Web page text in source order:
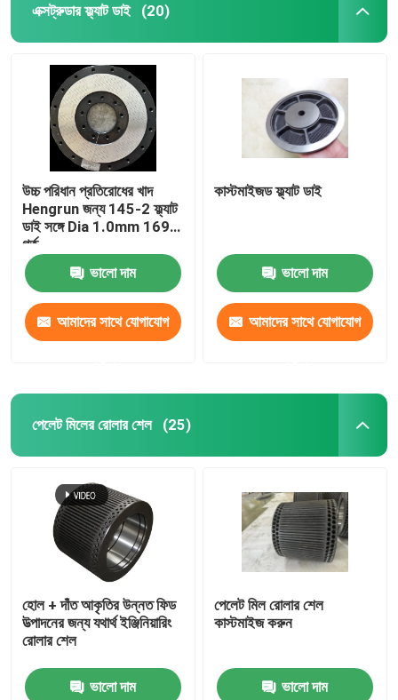
এক্সট্রুডার ফ্ল্যাট ডাই (20)
উচ্চ পরিধান প্রতিরোধের খাদ
Hengrun জন্য 145-2 ফ্ল্যাট
ডাই সঙ্গে Dia 1.0mm 1698
গর্ত
ভালো দাম
আমাদের সাথে যোগাযোগ
কাস্টমাইজড ফ্ল্যাট ডাই
ভালো দাম
আমাদের সাথে যোগাযোগ
পেলেট মিলের রোলার শেল (25)
হোল + দাঁত আকৃতির উন্নত ফিড
উত্পাদনের জন্য যথার্থ ইঞ্জিনিয়ারিং
রোলার শেল
ভালো দাম
পেলেট মিল রোলার শেল
কাস্টমাইজ করুন
ভালো দাম